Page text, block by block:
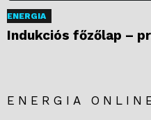
ENERGIA
Indukciós főzőlap –
ENERGIA